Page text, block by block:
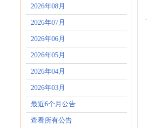
2026年08月
2026年07月
2026年06月
2026年05月
2026年04月
2026年03月
最近6个月公告
查看所有公告